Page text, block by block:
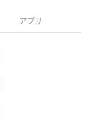
アプリ